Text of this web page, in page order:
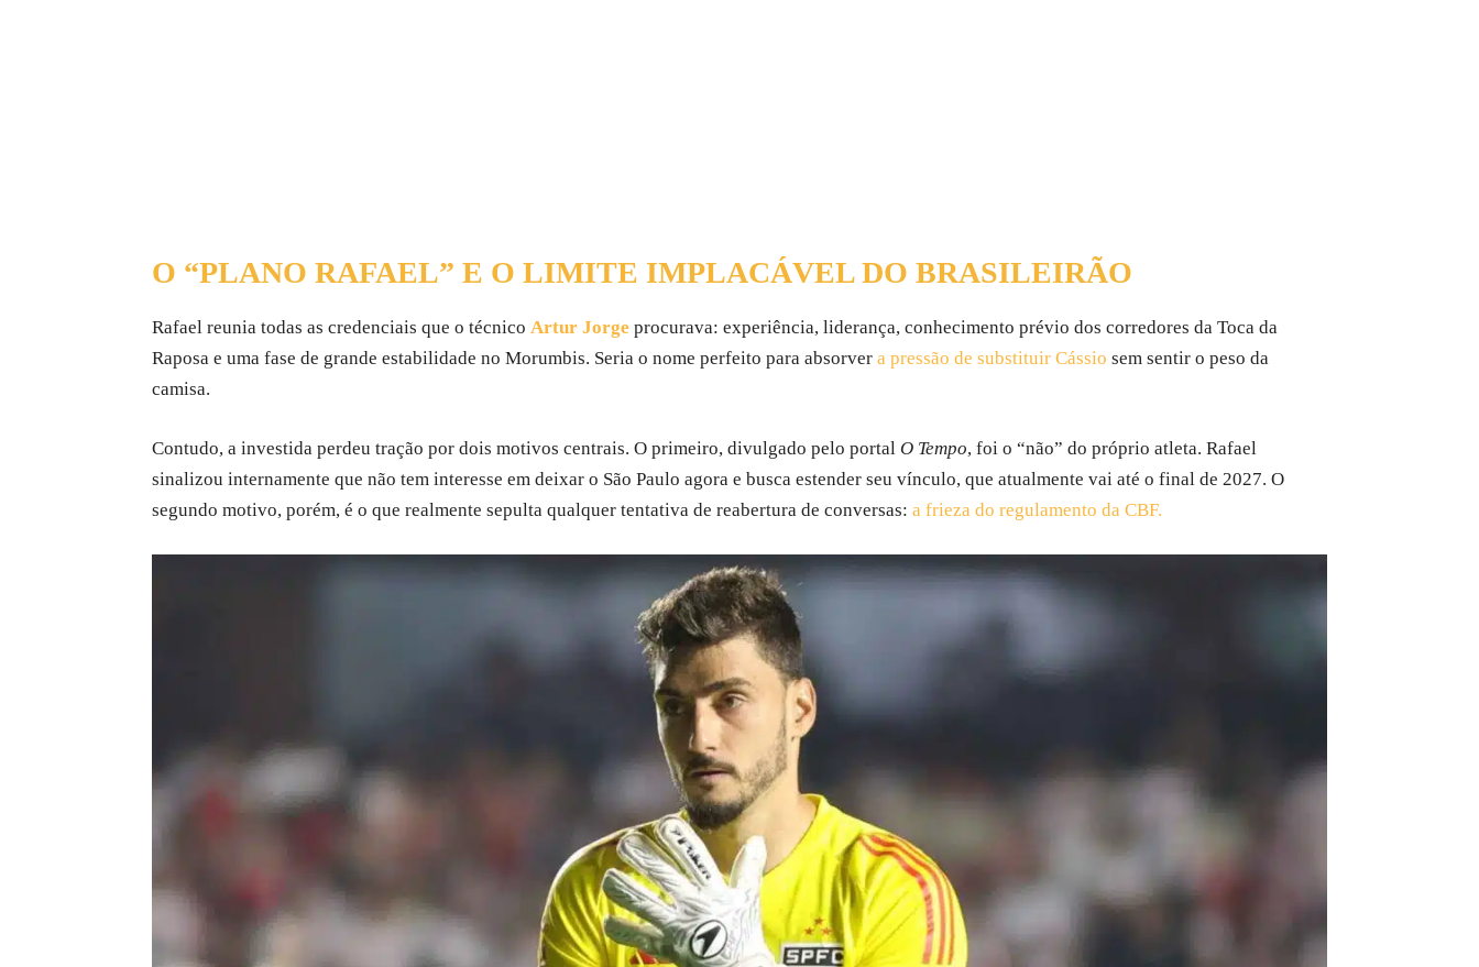
O “PLANO RAFAEL” E O LIMITE IMPLACÁVEL DO BRASILEIRÃO
Rafael reunia todas as credenciais que o técnico Artur Jorge procurava: experiência, liderança, conhecimento prévio dos corredores da Toca da
Raposa e uma fase de grande estabilidade no Morumbis. Seria o nome perfeito para absorver a pressão de substituir Cássio sem sentir o peso da
camisa.
Contudo, a investida perdeu tração por dois motivos centrais. O primeiro, divulgado pelo portal O Tempo, foi o “não” do próprio atleta. Rafael
sinalizou internamente que não tem interesse em deixar o São Paulo agora e busca estender seu vínculo, que atualmente vai até o final de 2027. O
segundo motivo, porém, é o que realmente sepulta qualquer tentativa de reabertura de conversas: a frieza do regulamento da CBF.